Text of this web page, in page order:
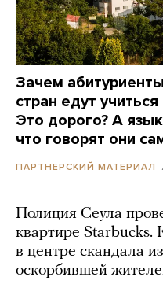
Зачем
стран едут
Это дорого? А
что говорят они
ПАРТНЕРСКИЙ МАТЕРИАЛ
Полиция Сеула
квартире Starbucks.
в центре скандала
оскорбившей